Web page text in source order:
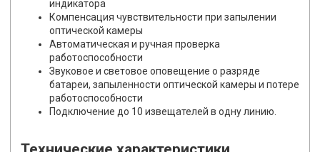
индикатора
Компенсация чувствительности при запылении
оптической камеры
Автоматическая и ручная проверка
работоспособности
Звуковое и световое оповещение о разряде
батареи, запыленности оптической камеры и потере
работоспособности
Подключение до 10 извещателей в одну линию.